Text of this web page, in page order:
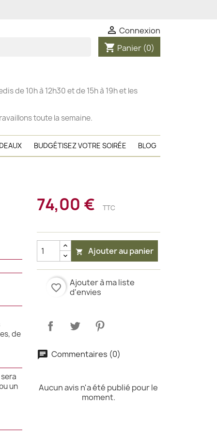
 Connexion
shopping_cart Panier (0)
de 10h à 12h30 et de 15h à 19h et les
toute la semaine.
BUDGÉTISEZ VOTRE SOIRÉE BLOG
de
un
74,00 € TTC
 Ajouter au panier
favorite_border
Ajouter à ma liste
d'envies
Commentaires (0)
Aucun avis n'a été publié pour le
moment.